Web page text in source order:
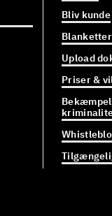
Bliv kunde
Blanketter
Upload
Priser &